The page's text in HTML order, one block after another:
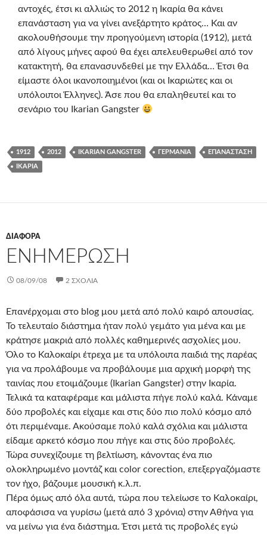
αντοχές, έτσι κι αλλιώς το 2012 η Ικαρία θα κάνει
επανάσταση για να γίνει ανεξάρτητο κράτος… Και αν
ακολουθήσουμε την προηγούμενη ιστορία (1912), μετά
από λίγους μήνες αφού θα έχει απελευθερωθεί από τον
κατακτητή, θα επανασυνδεθεί με την Ελλάδα… Έτσι θα
είμαστε όλοι ικανοποιημένοι (και οι Ικαριώτες και οι
υπόλοιποι Έλληνες). Άσε που θα επαληθευτεί και το
σενάριο του Ikarian Gangster
1912 2012 IKARIAN GANGSTER ΓΕΡΜΑΝΊΑ ΕΠΑΝΆΣΤΑΣΗ
ΙΚΑΡΊΑ
ΔΙΆΦΟΡΑ
ΕΝΗΜΈΡΩΣΗ
08/09/08 2 ΣΧΌΛΙΑ
Επανέρχομαι στο blog μου μετά από πολύ καιρό απουσίας.
Το τελευταίο διάστημα ήταν πολύ γεμάτο για μένα και με
κράτησε μακριά από πολλές καθημερινές ασχολίες μου.
Όλο το Καλοκαίρι έτρεχα με τα υπόλοιπα παιδιά της παρέας
για να προλάβουμε να προβάλουμε μια αρχική μορφή της
ταινίας που ετοιμάζουμε (Ikarian Gangster) στην Ικαρία.
Τελικά τα καταφέραμε και μάλιστα πήγε πολύ καλά. Κάναμε
δύο προβολές και είχαμε και στις δύο πιο πολύ κόσμο από
ότι περιμέναμε. Ακούσαμε πολύ καλά σχόλια και μάλιστα
είδαμε αρκετό κόσμο που πήγε και στις δύο προβολές.
Τώρα συνεχίζουμε τη βελτίωση, κάνοντας ένα πιο
ολοκληρωμένο μοντάζ και color corection, επεξεργαζόμαστε
τον ήχο, βάζουμε μουσική κ.λ.π.
Πέρα όμως από όλα αυτά, τώρα που τελείωσε το Καλοκαίρι,
αποφάσισα να γυρίσω (μετά από 3 χρόνια) στην Αθήνα για
να μείνω για ένα διάστημα. Έτσι μετά τις προβολές εγώ